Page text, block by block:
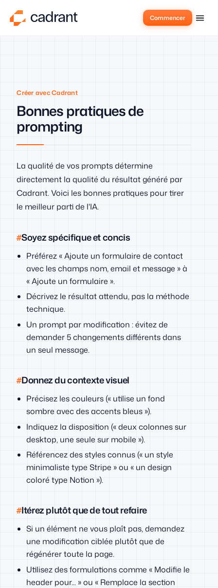
Commencer
Créer avec Cadrant
Bonnes pratiques de
prompting
La qualité de vos prompts détermine
directement la qualité du résultat généré par
Cadrant. Voici les bonnes pratiques pour tirer
le meilleur parti de l'IA.
Soyez spécifique et concis
Préférez « Ajoute un formulaire de contact
avec les champs nom, email et message » à
« Ajoute un formulaire ».
Décrivez le résultat attendu, pas la méthode
technique.
Un prompt par modification : évitez de
demander 5 changements différents dans
un seul message.
Donnez du contexte visuel
Précisez les couleurs (« utilise un fond
sombre avec des accents bleus »).
Indiquez la disposition (« deux colonnes sur
desktop, une seule sur mobile »).
Référencez des styles connus (« un style
minimaliste type Stripe » ou « un design
coloré type Notion »).
Itérez plutôt que de tout refaire
Si un élément ne vous plaît pas, demandez
une modification ciblée plutôt que de
régénérer toute la page.
Utilisez des formulations comme « Modifie le
header pour... » ou « Remplace la section